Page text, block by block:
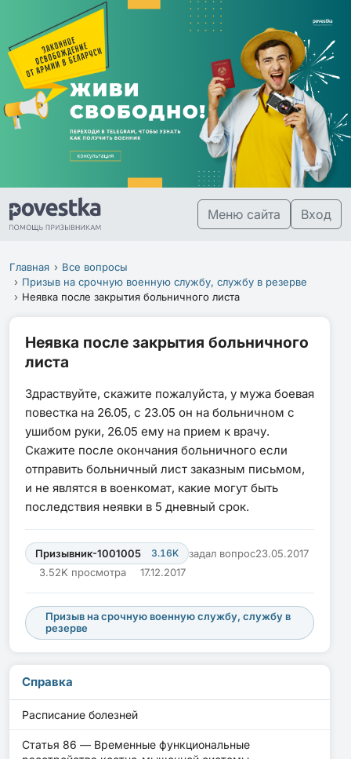
Меню сайта Вход
Главная
Все вопросы
Призыв на срочную военную службу, службу в резерве
Неявка после закрытия больничного листа
Неявка после закрытия больничного
листа
Здраствуйте, скажите пожалуйста, у мужа боевая
повестка на 26.05, с 23.05 он на больничном с
ушибом руки, 26.05 ему на прием к врачу.
Скажите после окончания больничного если
отправить больничный лист заказным письмом,
и не являтся в военкомат, какие могут быть
последствия неявки в 5 дневный срок.
Призывник-1001005 3.16K задал вопрос23.05.2017
3.52K просмотра
17.12.2017
Призыв на срочную военную службу, службу в
резерве
Справка
Расписание болезней
Статья 86 — Временные функциональные